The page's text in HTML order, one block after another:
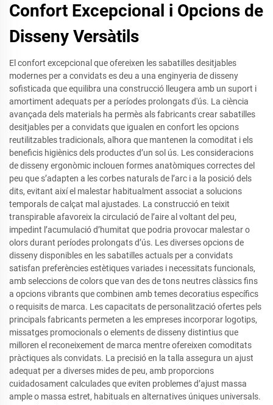
Confort Excepcional i Opcions de
Disseny Versàtils
El confort excepcional que ofereixen les sabatilles desitjables
modernes per a convidats es deu a una enginyeria de disseny
sofisticada que equilibra una construcció lleugera amb un suport i
amortiment adequats per a períodes prolongats d'ús. La ciència
avançada dels materials ha permès als fabricants crear sabatilles
desitjables per a convidats que igualen en confort les opcions
reutilitzables tradicionals, alhora que mantenen la comoditat i els
beneficis higiènics dels productes d’un sol ús. Les consideracions
de disseny ergonòmic inclouen formes anatòmiques correctes del
peu que s’adapten a les corbes naturals de l’arc i a la posició dels
dits, evitant així el malestar habitualment associat a solucions
temporals de calçat mal ajustades. La construcció en teixit
transpirable afavoreix la circulació de l’aire al voltant del peu,
impedint l’acumulació d’humitat que podria provocar malestar o
olors durant períodes prolongats d’ús. Les diverses opcions de
disseny disponibles en les sabatilles actuals per a convidats
satisfan preferències estètiques variades i necessitats funcionals,
amb seleccions de colors que van des de tons neutres clàssics fins
a opcions vibrants que combinen amb temes decoratius específics
o requisits de marca. Les capacitats de personalització ofertes pels
principals fabricants permeten a les empreses incorporar logotips,
missatges promocionals o elements de disseny distintius que
milloren el reconeixement de marca mentre ofereixen comoditats
pràctiques als convidats. La precisió en la talla assegura un ajust
adequat per a diverses mides de peu, amb proporcions
cuidadosament calculades que eviten problemes d’ajust massa
ample o massa estret, habituals en alternatives úniques universals.